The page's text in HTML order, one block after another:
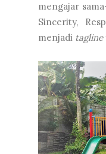
mengajar
Sincerity,
menjadi tagline